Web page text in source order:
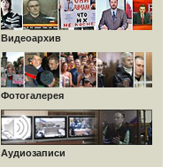
Видеоархив
Фотогалерея
Аудиозаписи